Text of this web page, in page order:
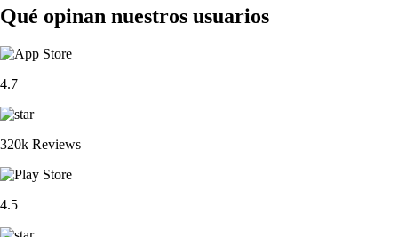
Qué opinan nuestros usuarios
4.7
320k Reviews
4.5